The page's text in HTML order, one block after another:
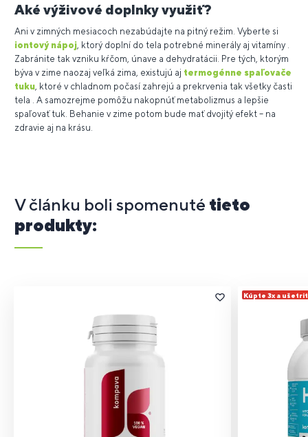
Aké výživové doplnky využiť?
Ani v zimných mesiacoch nezabúdajte na pitný režim. Vyberte si
iontový nápoj , ktorý doplní do tela potrebné minerály aj vitamíny .
Zabránite tak vzniku kŕčom, únave a dehydratácii. Pre tých, ktorým
býva v zime naozaj veľká zima, existujú aj termogénne spaľovače
tuku , ktoré v chladnom počasí zahrejú a prekrvenia tak všetky časti
tela . A samozrejme pomôžu nakopnúť metabolizmus a lepšie
spaľovať tuk. Behanie v zime potom bude mať dvojitý efekt – na
zdravie aj na krásu.
V článku boli spomenuté tieto
produkty:
Kúpte 3x a